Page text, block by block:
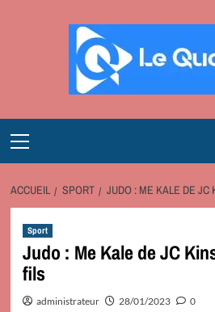
Menu
ACCUEIL SPORT JUDO : ME KALE DE JC
Sport
Judo : Me Kale de JC
fils
administrateur 28/01/2023 0